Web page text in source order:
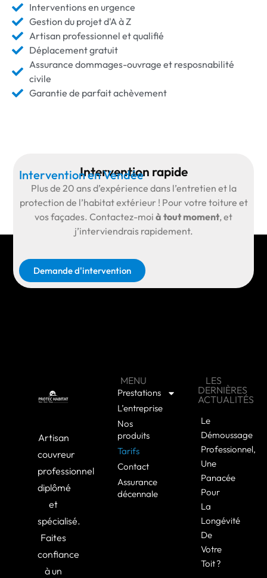
Interventions en urgence
Gestion du projet d'A à Z
Artisan professionnel et qualifié
Déplacement gratuit
Assurance dommages-ouvrage et resposnabilité
civile
Garantie de parfait achèvement
Intervention rapide
Intervention en Vendée
Plus de 20 ans d’expérience dans l’entretien et la
protection de l’habitat extérieur ! Pour votre toiture et
vos façades. Contactez-moi à tout moment, et
j’interviendrais rapidement.
Demande d'intervention
Artisan
couvreur
professionnel
diplômé
et
spécialisé.
Faites
confiance
à un
MENU
Prestations
L’entreprise
Nos
produits
Tarifs
Contact
Assurance
décennale
LES
DERNIÈRES
ACTUALITÉS
Le
Démoussage
Professionnel,
Une
Panacée
Pour
La
Longévité
De
Votre
Toit ?